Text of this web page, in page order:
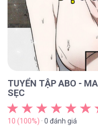
TUYỂN TẬP ABO -
SẸC
10 (100%) · 0 đánh giá